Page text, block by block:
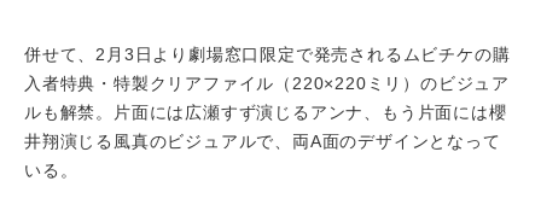
併せて、2月3日より劇場窓口限定で発売されるムビチケの購
入者特典・特製クリアファイル（220×220ミリ）のビジュア
ルも解禁。片面には広瀬すず演じるアンナ、もう片面には櫻
井翔演じる風真のビジュアルで、両A面のデザインとなって
いる。